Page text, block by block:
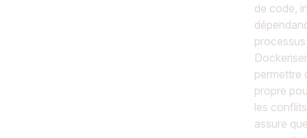
de code,
permettre
propre
les
assure